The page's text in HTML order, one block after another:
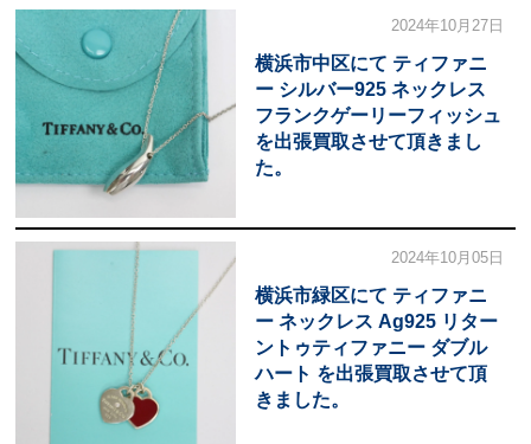
2024年10月27日
横浜市中区にて ティファニ
ー シルバー925 ネックレス
フランクゲーリーフィッシュ
を出張買取させて頂きまし
た。
2024年10月05日
横浜市緑区にて ティファニ
ー ネックレス Ag925 リター
ントゥティファニー ダブル
ハート を出張買取させて頂
きました。